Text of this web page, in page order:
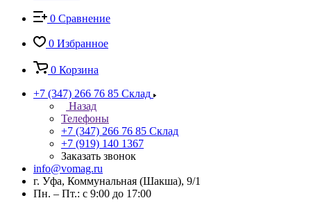
0 Сравнение
0 Избранное
0 Корзина
+7 (347) 266 76 85 Склад
Назад
Телефоны
+7 (347) 266 76 85 Склад
+7 (919) 140 1367
Заказать звонок
info@vomag.ru
г. Уфа, Коммунальная (Шакша), 9/1
Пн. – Пт.: с 9:00 до 17:00